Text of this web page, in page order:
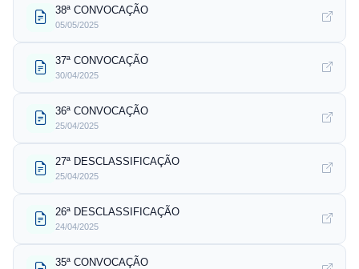
38ª CONVOCAÇÃO
05/05/2025
37ª CONVOCAÇÃO
30/04/2025
36ª CONVOCAÇÃO
25/04/2025
27ª DESCLASSIFICAÇÃO
25/04/2025
26ª DESCLASSIFICAÇÃO
24/04/2025
35ª CONVOCAÇÃO